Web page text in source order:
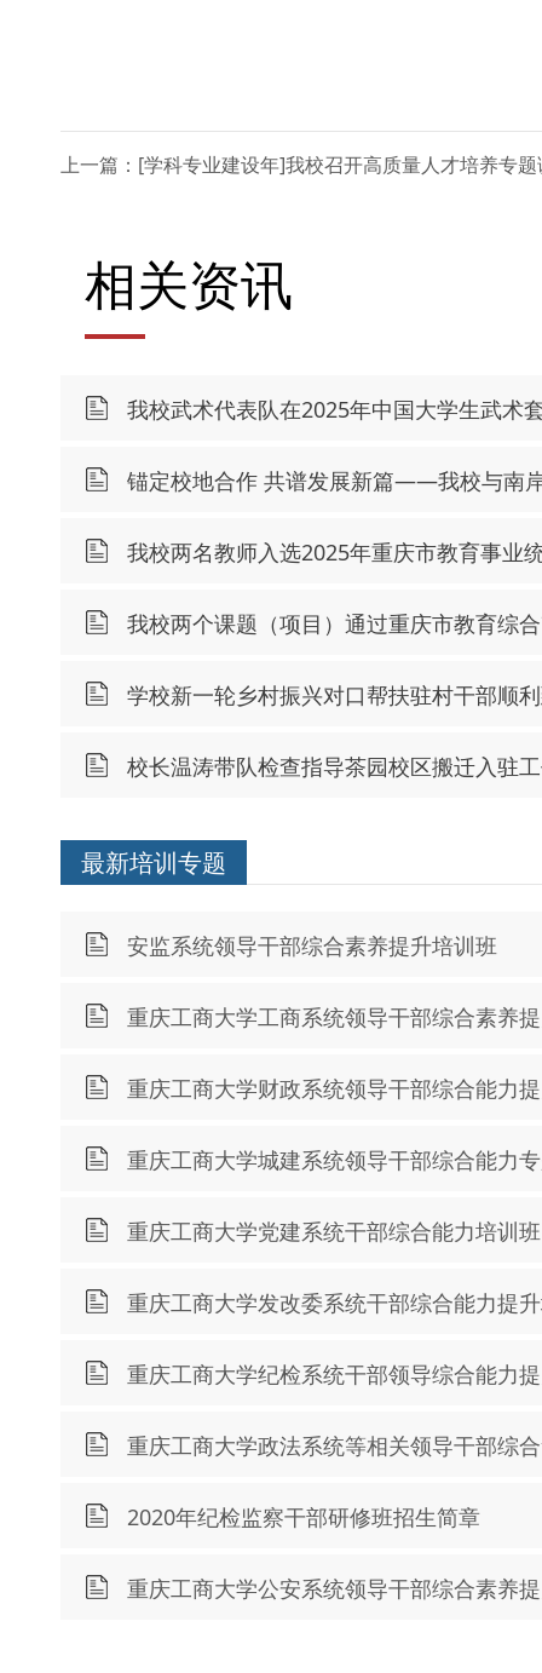
上一篇：[学科专业建设年]我校召开高质量人才培养专
相关资讯
我校武术代表队在2025年中国大学生武术
锚定校地合作 共谱发展新篇——我校与南
我校两名教师入选2025年重庆市教育事业
我校两个课题（项目）通过重庆市教育综
学校新一轮乡村振兴对口帮扶驻村干部顺
校长温涛带队检查指导茶园校区搬迁入驻
最新培训专题
安监系统领导干部综合素养提升培训班
重庆工商大学工商系统领导干部综合素养
重庆工商大学财政系统领导干部综合能力
重庆工商大学城建系统领导干部综合能力
重庆工商大学党建系统干部综合能力培训班
重庆工商大学发改委系统干部综合能力提
重庆工商大学纪检系统干部领导综合能力
重庆工商大学政法系统等相关领导干部综
2020年纪检监察干部研修班招生简章
重庆工商大学公安系统领导干部综合素养